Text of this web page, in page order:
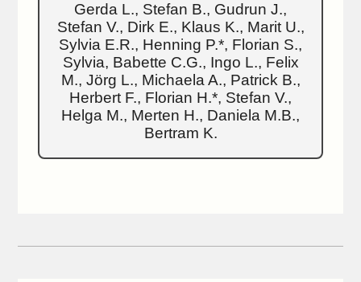
Gerda L., Stefan B., Gudrun J.,
Stefan V., Dirk E., Klaus K., Marit U.,
Sylvia E.R., Henning P.*, Florian S.,
Sylvia, Babette C.G., Ingo L., Felix
M., Jörg L., Michaela A., Patrick B.,
Herbert F., Florian H.*, Stefan V.,
Helga M., Merten H., Daniela M.B.,
Bertram K.